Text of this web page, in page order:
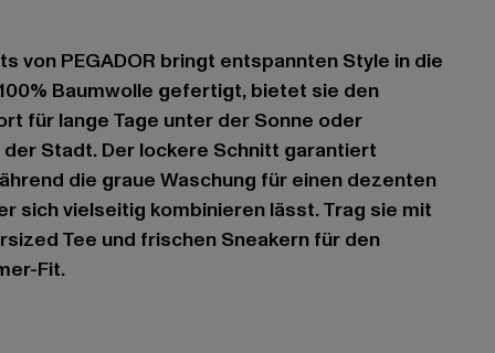
von PEGADOR bringt entspannten Style in die
Baumwolle gefertigt, bietet sie den
für lange Tage unter der Sonne oder
Stadt. Der lockere Schnitt garantiert
die graue Waschung für einen dezenten
sich vielseitig kombinieren lässt. Trag sie mit
Tee und frischen Sneakern für den
Fit.